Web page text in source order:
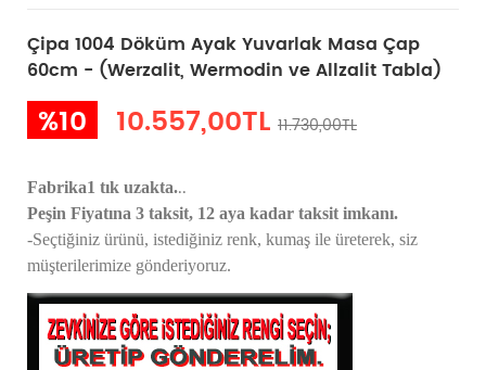
Çipa 1004 Döküm Ayak Yuvarlak Masa Çap
60cm - (Werzalit, Wermodin ve Allzalit Tabla)
%10 10.557,00TL 11.730,00TL
Fabrika1 tık uzakta...
Peşin Fiyatına 3 taksit, 12 aya kadar taksit imkanı.
-Seçtiğiniz ürünü, istediğiniz renk, kumaş ile üreterek, siz
müşterilerimize gönderiyoruz.